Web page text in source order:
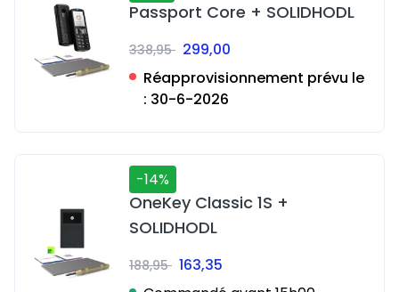
Passport Core + SOLIDHODL
338,95 299,00
Réapprovisionnement prévu le
: 30-6-2026
-14%
OneKey Classic 1S +
SOLIDHODL
188,95 163,35